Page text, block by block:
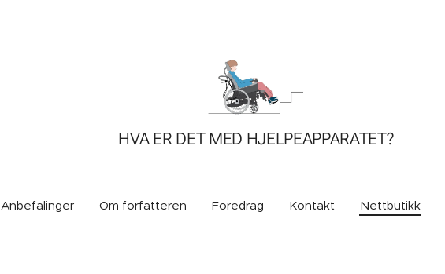
HVA ER DET MED HJELPEAPPARATET?
Anbefalinger Om forfatteren Foredrag Kontakt Nettbutikk